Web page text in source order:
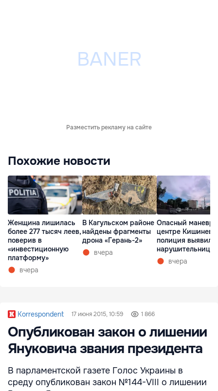
Разместить рекламу на сайте
Похожие новости
Женщина лишилась
более 277 тысяч леев,
поверив в
«инвестиционную
платформу»
вчера
В Кагульском районе
найдены фрагменты
дрона «Герань-2»
вчера
Опасный маневр
центре Кишинева:
полиция выявила
нарушительницу
вчера
Korrespondent 17 июня 2015, 10:59 1 866
Опубликован закон о лишении
Януковича звания президента
В парламентской газете Голос Украины в
среду опубликован закон №144-VIII о лишении